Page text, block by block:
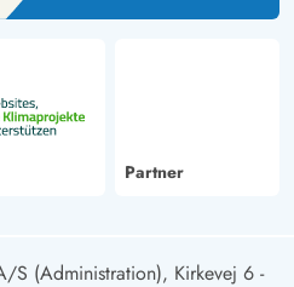
Partner
S (Administration), Kirkevej 6 -